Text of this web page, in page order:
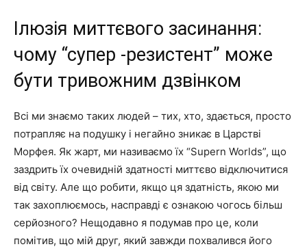
Ілюзія миттєвого засинання:
чому “супер -резистент” може
бути тривожним дзвінком
Всі ми знаємо таких людей – тих, хто, здається, просто
потрапляє на подушку і негайно зникає в Царстві
Морфея. Як жарт, ми називаємо їх “Supern Worlds”, що
заздрить їх очевидній здатності миттєво відключитися
від світу. Але що робити, якщо ця здатність, якою ми
так захоплюємось, насправді є ознакою чогось більш
серйозного? Нещодавно я подумав про це, коли
помітив, що мій друг, який завжди похвалився його